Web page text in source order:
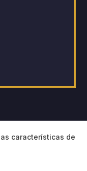
características de